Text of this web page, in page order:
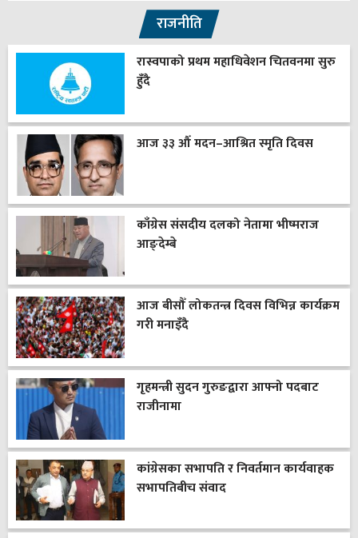
राजनीति
रास्वपाको प्रथम महाधिवेशन चितवनमा सुरु
हुँदै
आज ३३ औँ मदन–आश्रित स्मृति दिवस
काँग्रेस संसदीय दलको नेतामा भीष्मराज
आङ्देम्बे
आज बीसौँ लोकतन्त्र दिवस विभिन्न कार्यक्रम
गरी मनाइँदै
गृहमन्त्री सुदन गुरुङद्वारा आफ्नो पदबाट
राजीनामा
कांग्रेसका सभापति र निवर्तमान कार्यवाहक
सभापतिबीच संवाद